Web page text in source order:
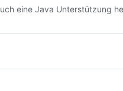
eine Java Unterstützung